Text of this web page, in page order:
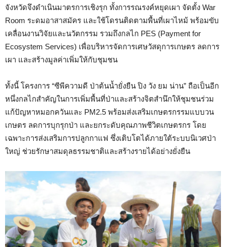
จังหวัดจึงดำเนินมาตรการเชิงรุก ทั้งการรณรงค์หยุดเผา จัดตั้ง War
Room ระดมอาสาสมัคร และใช้โดรนติดตามพื้นที่เผาไหม้ พร้อมขับ
เคลื่อนงานวิจัยและนวัตกรรม รวมถึงกลไก PES (Payment for
Ecosystem Services) เพื่อบริหารจัดการเศษวัสดุการเกษตร ลดการ
เผา และสร้างมูลค่าเพิ่มให้กับชุมชน
ทั้งนี้ โครงการ “ซีพีความดี ป่าต้นน้ำยั่งยืน ปิง วัง ยม น่าน” ถือเป็นอีก
หนึ่งกลไกสำคัญในการเพิ่มพื้นที่ป่าและสร้างจิตสำนึกให้ชุมชนร่วม
แก้ปัญหาหมอกควันและ PM2.5 พร้อมส่งเสริมเกษตรกรรมแบบวน
เกษตร ลดการบุกรุกป่า และยกระดับคุณภาพชีวิตเกษตรกร โดย
เฉพาะการส่งเสริมการปลูกกาแฟ ซึ่งเติบโตได้ภายใต้ระบบนิเวศป่า
ใหญ่ ช่วยรักษาสมดุลธรรมชาติและสร้างรายได้อย่างยั่งยืน